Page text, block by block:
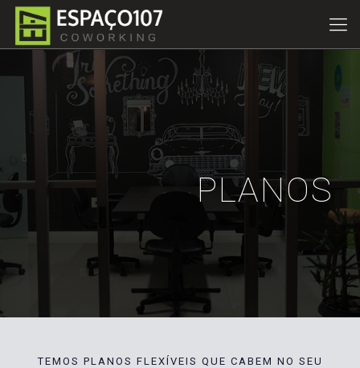
PLANOS
TEMOS PLANOS FLEXÍVEIS QUE CABEM NO SEU